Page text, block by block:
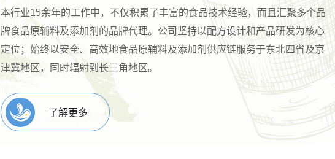
本行业15余年的工作中，不仅积累了丰富的食品技术经验，而且汇聚多个品
牌食品原辅料及添加剂的品牌代理。公司坚持以配方设计和产品研发为核心
定位；始终以安全、高效地食品原辅料及添加剂供应链服务于东北四省及京
津冀地区，同时辐射到长三角地区。
了解更多